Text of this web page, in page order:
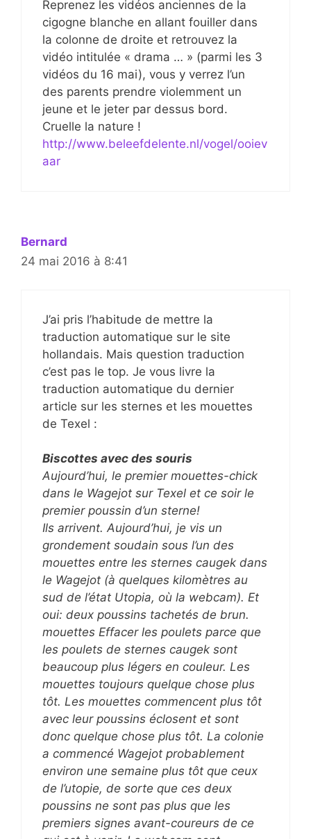
Reprenez les vidéos anciennes de la
cigogne blanche en allant fouiller dans
la colonne de droite et retrouvez la
vidéo intitulée « drama … » (parmi les 3
vidéos du 16 mai), vous y verrez l’un
des parents prendre violemment un
jeune et le jeter par dessus bord.
Cruelle la nature !
http://www.beleefdelente.nl/vogel/ooiev
aar
Bernard
24 mai 2016 à 8:41
J’ai pris l’habitude de mettre la
traduction automatique sur le site
hollandais. Mais question traduction
c’est pas le top. Je vous livre la
traduction automatique du dernier
article sur les sternes et les mouettes
de Texel :
Biscottes avec des souris
Aujourd’hui, le premier mouettes-chick
dans le Wagejot sur Texel et ce soir le
premier poussin d’un sterne!
Ils arrivent. Aujourd’hui, je vis un
grondement soudain sous l’un des
mouettes entre les sternes caugek dans
le Wagejot (à quelques kilomètres au
sud de l’état Utopia, où la webcam). Et
oui: deux poussins tachetés de brun.
mouettes Effacer les poulets parce que
les poulets de sternes caugek sont
beaucoup plus légers en couleur. Les
mouettes toujours quelque chose plus
tôt. Les mouettes commencent plus tôt
avec leur poussins éclosent et sont
donc quelque chose plus tôt. La colonie
a commencé Wagejot probablement
environ une semaine plus tôt que ceux
de l’utopie, de sorte que ces deux
poussins ne sont pas plus que les
premiers signes avant-coureurs de ce